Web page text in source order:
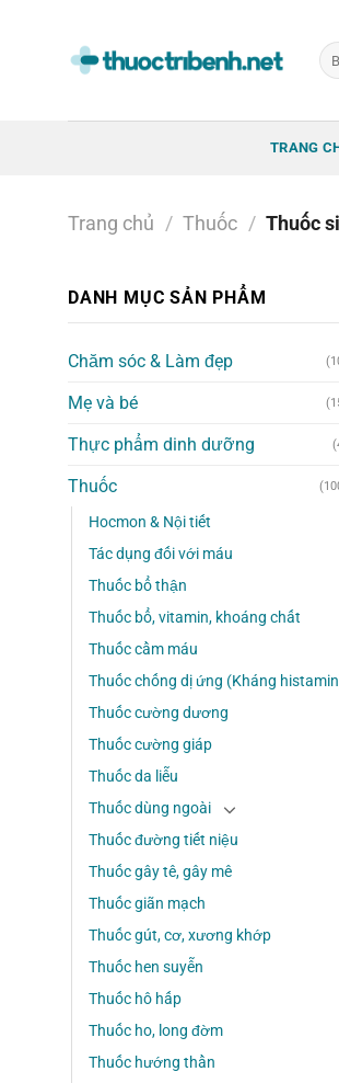
Tìm
TRANG
Trang chủ / Thuốc / Thuốc
DANH MỤC SẢN PHẨM
Chăm sóc & Làm đẹp
Mẹ và bé
Thực phẩm dinh dưỡng
Thuốc
Hocmon & Nội tiết
Tác dụng đối với máu
Thuốc bổ thận
Thuốc bổ, vitamin, khoáng chất
Thuốc cầm máu
Thuốc chống dị ứng (Kháng
Thuốc cường dương
Thuốc cường giáp
Thuốc da liễu
Thuốc dùng ngoài
Thuốc đường tiết niệu
Thuốc gây tê, gây mê
Thuốc giãn mạch
Thuốc gút, cơ, xương khớp
Thuốc hen suyễn
Thuốc hô hấp
Thuốc ho, long đờm
Thuốc hướng thần